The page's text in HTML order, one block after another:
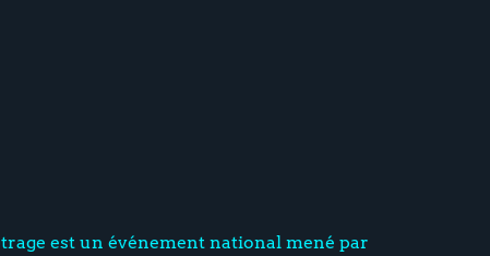
est un événement national mené par